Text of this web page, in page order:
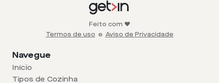
Feito com ❤️
Termos de uso e Aviso de Privacidade
Navegue
Início
Tipos de Cozinha